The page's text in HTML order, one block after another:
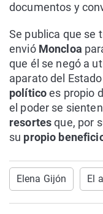
documentos y
Se publica que se
envió Moncloa
que él se negó a
aparato del
políticoes propio
el poder se sienten
resortesque, por
su propio
Elena Gijón El